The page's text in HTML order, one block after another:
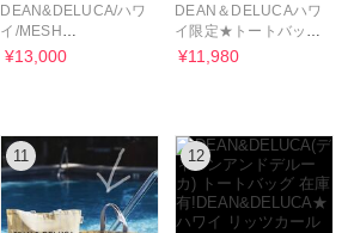
DEAN&DELUCA/ハワ
イ/MESH
TOTE/Waikiki Sunrise
¥13,000
DEAN＆DELUCAハワ
イ限定★トートバッグ
兼 バッグ in バッグ
¥11,980
11 12